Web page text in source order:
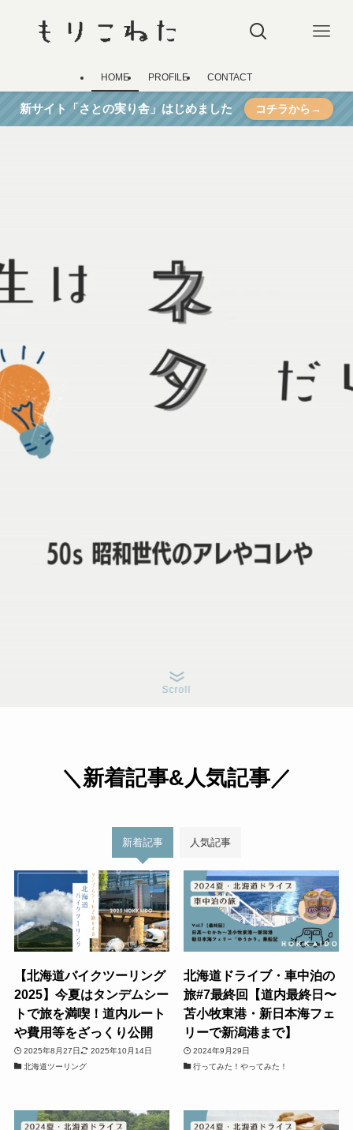
HOME PROFILE CONTACT
新サイト「さとの実り舎」はじめました コチラから→
Scroll
＼新着記事&人気記事／
新着記事 人気記事
【北海道バイクツーリング
2025】今夏はタンデムシー
トで旅を満喫！道内ルート
や費用等をざっくり公開
2025年8月27日
2025年10月14日
北海道ツーリング
北海道ドライブ・車中泊の
旅#7最終回【道内最終日〜
苫小牧東港・新日本海フェ
リーで新潟港まで】
2024年9月29日
行ってみた！やってみた！